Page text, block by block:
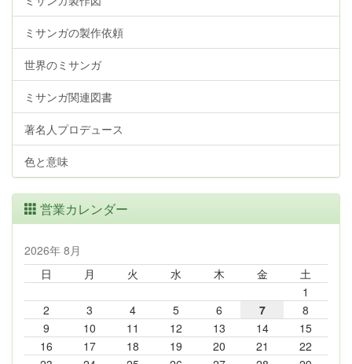
ミサンガの製作依頼
世界のミサンガ
ミサンガ関連図書
著名人プロデュース
色と意味
営業カレンダー
2026年 8月
日
月 火 水 木 金
土
1
2
3 4 5 6 7
8
9
10 11 12 13 14
15
16
17 18 19 20 21
22